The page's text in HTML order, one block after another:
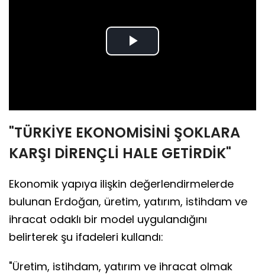
Play
"TÜRKİYE EKONOMİSİNİ ŞOKLARA
KARŞI DİRENÇLİ HALE GETİRDİK"
Ekonomik yapıya ilişkin değerlendirmelerde
bulunan Erdoğan, üretim, yatırım, istihdam ve
ihracat odaklı bir model uygulandığını
belirterek şu ifadeleri kullandı:
"Üretim, istihdam, yatırım ve ihracat olmak